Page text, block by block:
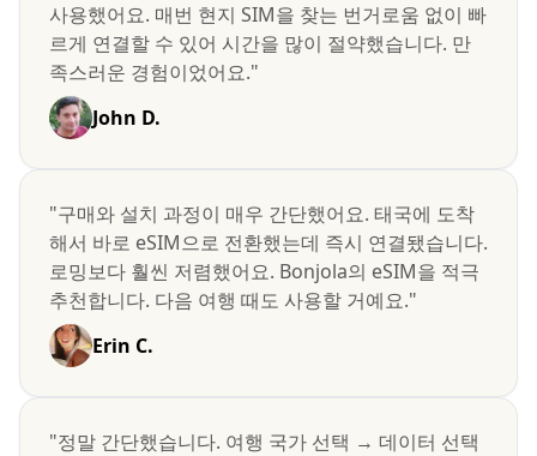
사용했어요. 매번 현지 SIM을 찾는 번거로움 없이 빠
르게 연결할 수 있어 시간을 많이 절약했습니다. 만
족스러운 경험이었어요."
John D.
"구매와 설치 과정이 매우 간단했어요. 태국에 도착
해서 바로 eSIM으로 전환했는데 즉시 연결됐습니다.
로밍보다 훨씬 저렴했어요. Bonjola의 eSIM을 적극
추천합니다. 다음 여행 때도 사용할 거예요."
Erin C.
"정말 간단했습니다. 여행 국가 선택 → 데이터 선택